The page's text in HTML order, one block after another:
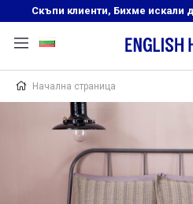
Начална страница